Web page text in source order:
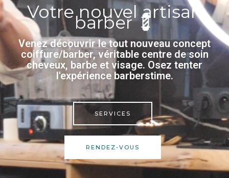
Votre nouvel artisan
barber 💈
Venez découvrir le tout nouveau concept
coiffure/barber, véritable centre de soin
cheveux, barbe et visage. Osez tenter
l'expérience barberstime.
SERVICES
RENDEZ-VOUS